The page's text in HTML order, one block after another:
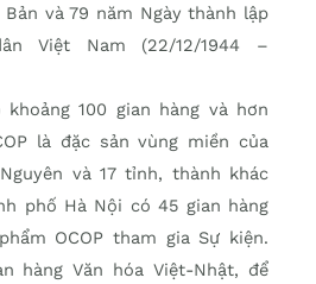
và 79 năm Ngày thành lập
Việt Nam (22/12/1944 –
100 gian hàng và hơn
là đặc sản vùng miền của
và 17 tỉnh, thành khác
phố Hà Nội có 45 gian hàng
OCOP tham gia Sự kiện.
hàng Văn hóa Việt-Nhật, để